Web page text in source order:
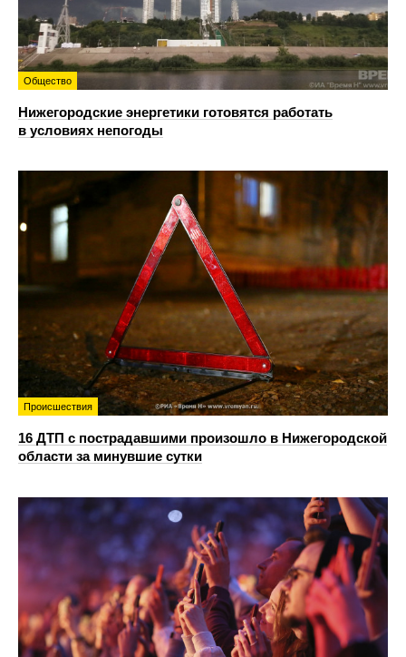
Общество
Нижегородские энергетики готовятся работать
в условиях непогоды
Происшествия
16 ДТП с пострадавшими произошло в Нижегородской
области за минувшие сутки